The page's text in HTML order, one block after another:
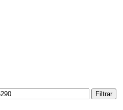
Filtrar